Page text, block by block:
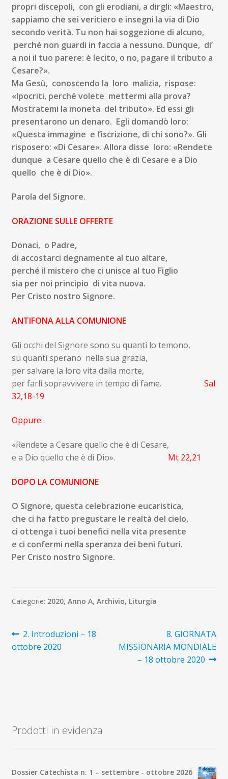
propri discepoli, con gli erodiani, a dirgli: «Maestro,
sappiamo che sei veritiero e insegni la via di Dio
secondo verità. Tu non hai soggezione di alcuno,
perché non guardi in faccia a nessuno. Dunque, di’
a noi il tuo parere: è lecito, o no, pagare il tributo a
Cesare?».
Ma Gesù, conoscendo la loro malizia, rispose:
«Ipocriti, perché volete mettermi alla prova?
Mostratemi la moneta del tributo». Ed essi gli
presentarono un denaro. Egli domandò loro:
«Questa immagine e l’iscrizione, di chi sono?». Gli
risposero: «Di Cesare». Allora disse loro: «Rendete
dunque a Cesare quello che è di Cesare e a Dio
quello che è di Dio».
Parola del Signore.
ORAZIONE SULLE OFFERTE
Donaci, o Padre,
di accostarci degnamente al tuo altare,
perché il mistero che ci unisce al tuo Figlio
sia per noi principio di vita nuova.
Per Cristo nostro Signore.
ANTIFONA ALLA COMUNIONE
Gli occhi del Signore sono su quanti lo temono,
su quanti sperano nella sua grazia,
per salvare la loro vita dalla morte,
per farli sopravvivere in tempo di fame. Sal
32,18-19
Oppure:
«Rendete a Cesare quello che è di Cesare,
e a Dio quello che è di Dio».
Mt 22,21
DOPO LA COMUNIONE
O Signore, questa celebrazione eucaristica,
che ci ha fatto pregustare le realtà del cielo,
ci ottenga i tuoi benefici nella vita presente
e ci confermi nella speranza dei beni futuri.
Per Cristo nostro Signore.
Categorie: 2020, Anno A, Archivio, Liturgia
Navigazione
articoli
Articolo
precedente:
2. Introduzioni – 18
ottobre 2020
Articolo
successivo:
8. GIORNATA
MISSIONARIA MONDIALE
– 18 ottobre 2020
Prodotti in evidenza
Dossier Catechista n. 1 – settembre - ottobre 2026